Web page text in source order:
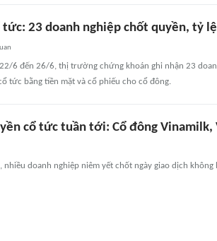
tức: 23 doanh nghiệp chốt quyền, tỷ
6 đến 26/6, thị trường chứng khoán ghi nhận 23
tức bằng tiền mặt và cổ phiếu cho cổ đông.
cổ tức tuần tới: Cổ đông
nhiều doanh nghiệp niêm yết chốt ngày giao dịch